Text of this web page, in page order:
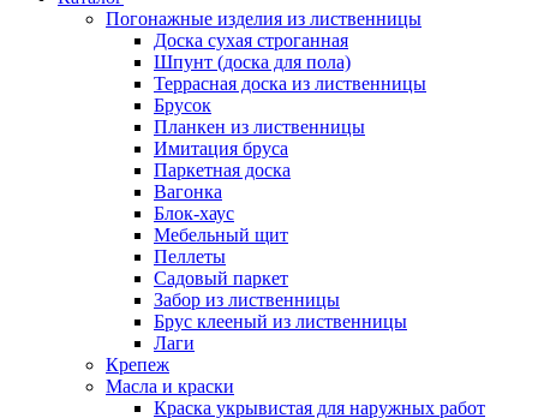
Погонажные изделия из лиственницы
Доска сухая строганная
Шпунт (доска для пола)
Террасная доска из лиственницы
Брусок
Планкен из лиственницы
Имитация бруса
Паркетная доска
Вагонка
Блок-хаус
Мебельный щит
Пеллеты
Садовый паркет
Забор из лиственницы
Брус клееный из лиственницы
Лаги
Крепеж
Масла и краски
Краска укрывистая для наружных работ